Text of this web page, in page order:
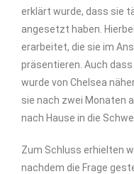
erklärt wurde, dass sie
angesetzt haben.
erarbeitet, die sie im
präsentieren. Auch
wurde von Chelsea
sie nach zwei Monaten
nach Hause in die
Zum Schluss erhielten
nachdem die Frage